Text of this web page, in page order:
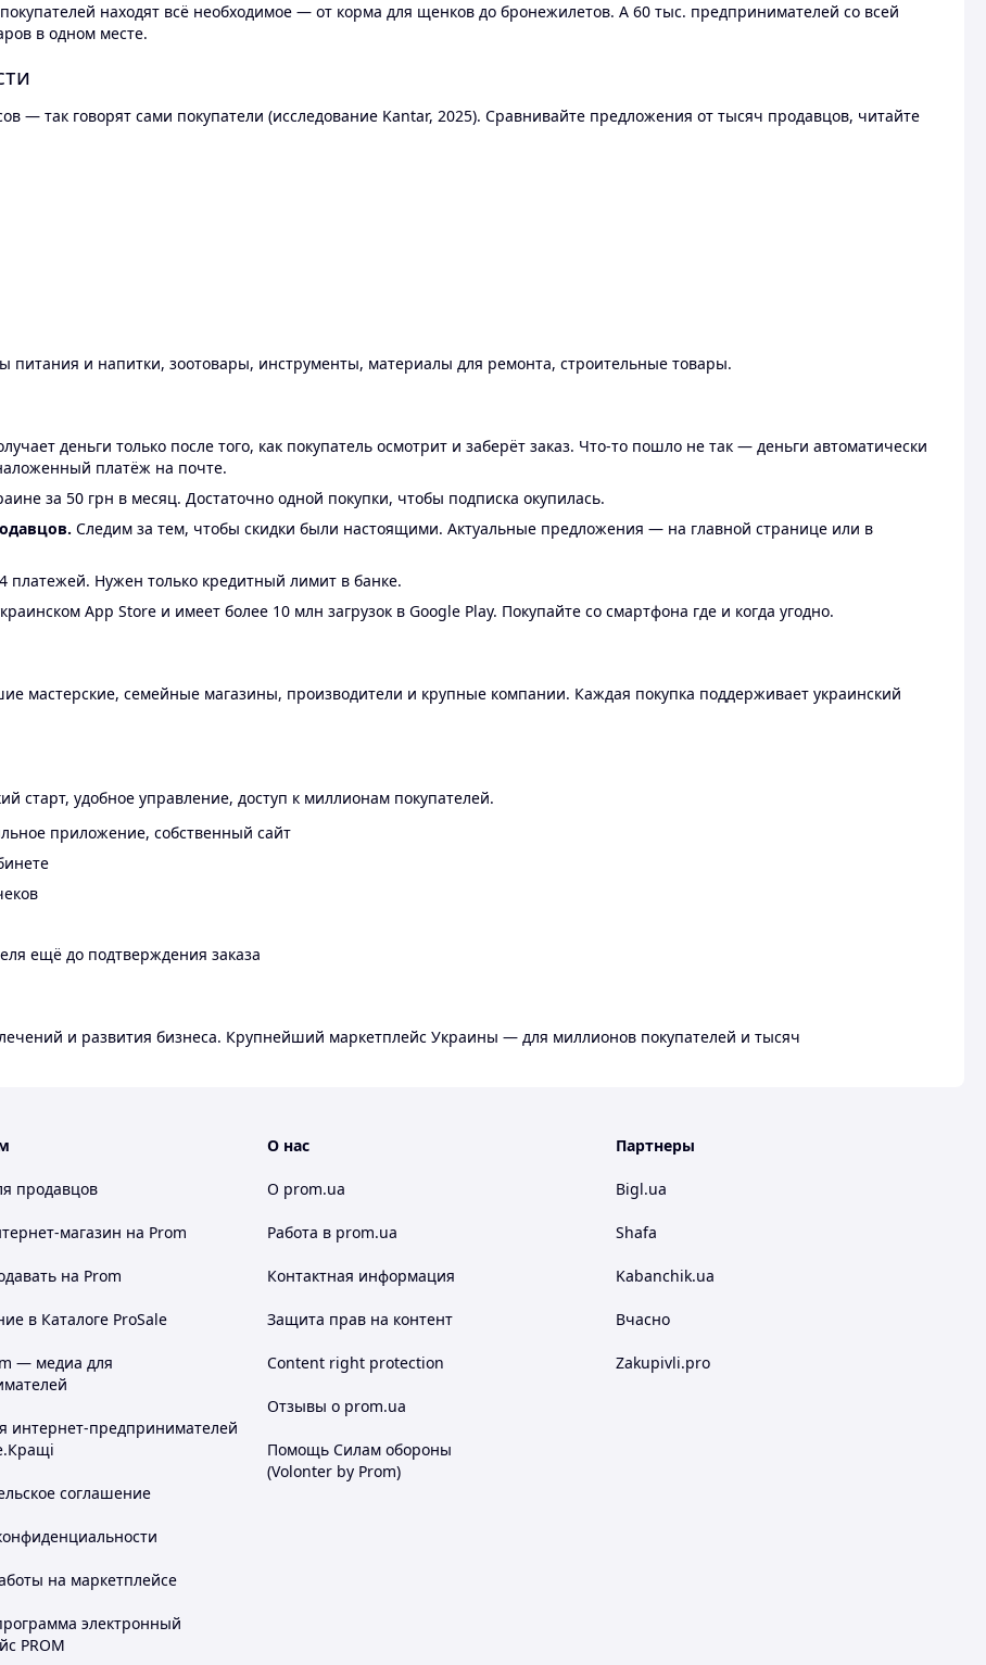
находят всё необходимое — от корма для щенков до бронежилетов. А 60 тыс. предпринимателей со всей
в одном месте.
— так говорят сами покупатели (исследование Kantar, 2025). Сравнивайте предложения от тысяч продавцов, читайте
питания и напитки, зоотовары, инструменты, материалы для ремонта, строительные товары.
деньги только после того, как покупатель осмотрит и заберёт заказ. Что-то пошло не так — деньги автоматически
платёж на почте.
за 50 грн в месяц. Достаточно одной покупки, чтобы подписка окупилась.
Следим за тем, чтобы скидки были настоящими. Актуальные предложения — на главной странице или в
платежей. Нужен только кредитный лимит в банке.
App Store и имеет более 10 млн загрузок в Google Play. Покупайте со смартфона где и когда угодно.
мастерские, семейные магазины, производители и крупные компании. Каждая покупка поддерживает украинский
старт, удобное управление, доступ к миллионам покупателей.
приложение, собственный сайт
ещё до подтверждения заказа
и развития бизнеса. Крупнейший маркетплейс Украины — для миллионов покупателей и тысяч
продавцов
магазин на Prom
на Prom
в Каталоге ProSale
— медиа для
интернет-предпринимателей
соглашение
на маркетплейсе
электронный
PROM
О нас
О prom.ua
Работа в prom.ua
Контактная информация
Защита прав на контент
Content right protection
Отзывы о prom.ua
Помощь Силам обороны
(Volonter by Prom)
Партнеры
Bigl.ua
Shafa
Kabanchik.ua
Вчасно
Zakupivli.pro